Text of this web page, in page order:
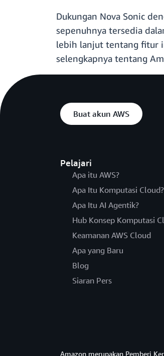
Dukungan Nova Sonic
sepenuhnya tersedia
lebih lanjut tentang fitur
selengkapnya tentang
Buat akun AWS
Pelajari
Apa itu AWS?
Apa Itu Komputasi Cloud?
Apa Itu AI Agentik?
Hub Konsep Komputasi
Keamanan AWS Cloud
Apa yang Baru
Blog
Siaran Pers
Amazon merupakan Pemberi